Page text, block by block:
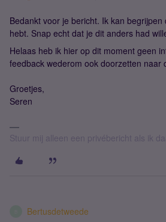
Bedankt voor je bericht. Ik kan
hebt. Snap echt dat je dit anders had
Helaas heb ik hier op dit moment geen
feedback wederom ook doorzetten naar
Groetjes,
Seren
Stuur mij alleen een privébericht als ik
Bertusdetweede